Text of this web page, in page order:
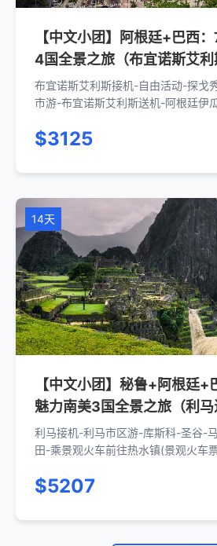
【中文小团】阿根廷+巴西
4国全景之旅（布宜诺斯艾利
布宜诺斯艾利斯接机-自由活动-探戈
市游-布宜诺斯艾利斯送机-阿根廷伊
里约接机-耶稣山 - 面包山-里约送机
$3125
14天
【中文小团】秘鲁+阿根廷
魅力南美3国全景之旅（利马
利马接机-利马市区游-库斯科-圣谷-
田-乘景观火车前往热水镇(景观火车
机-自由活动-探戈秀-布宜诺斯艾利斯
斯送机-阿根廷伊瓜苏瀑布游览-过境
-巴西伊瓜苏瀑布游览-伊瓜苏送机 -
$5207